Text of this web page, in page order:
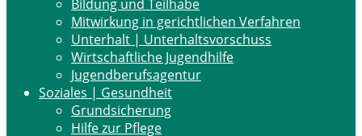
Bildung und Teilhabe
Mitwirkung in gerichtlichen Verfahren
Unterhalt | Unterhaltsvorschuss
Wirtschaftliche Jugendhilfe
Jugendberufsagentur
Soziales | Gesundheit
Grundsicherung
Hilfe zur Pflege